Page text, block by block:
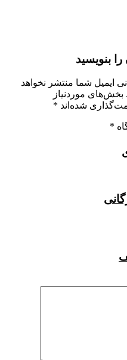
را بنویسید
ایمیل شما منتشر نخواهد
بخش‌های موردنیاز
شده‌اند *
*